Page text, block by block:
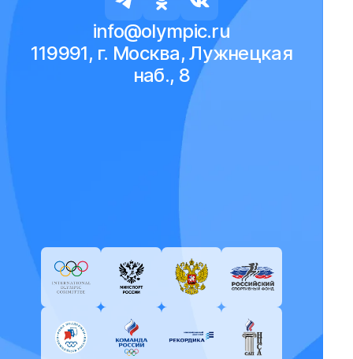
info@olympic.ru
119991, г. Москва, Лужнецкая
наб., 8